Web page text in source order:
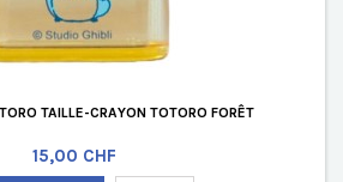
TAILLE-CRAYON TOTORO FORÊT
Prix
15,00 CHF